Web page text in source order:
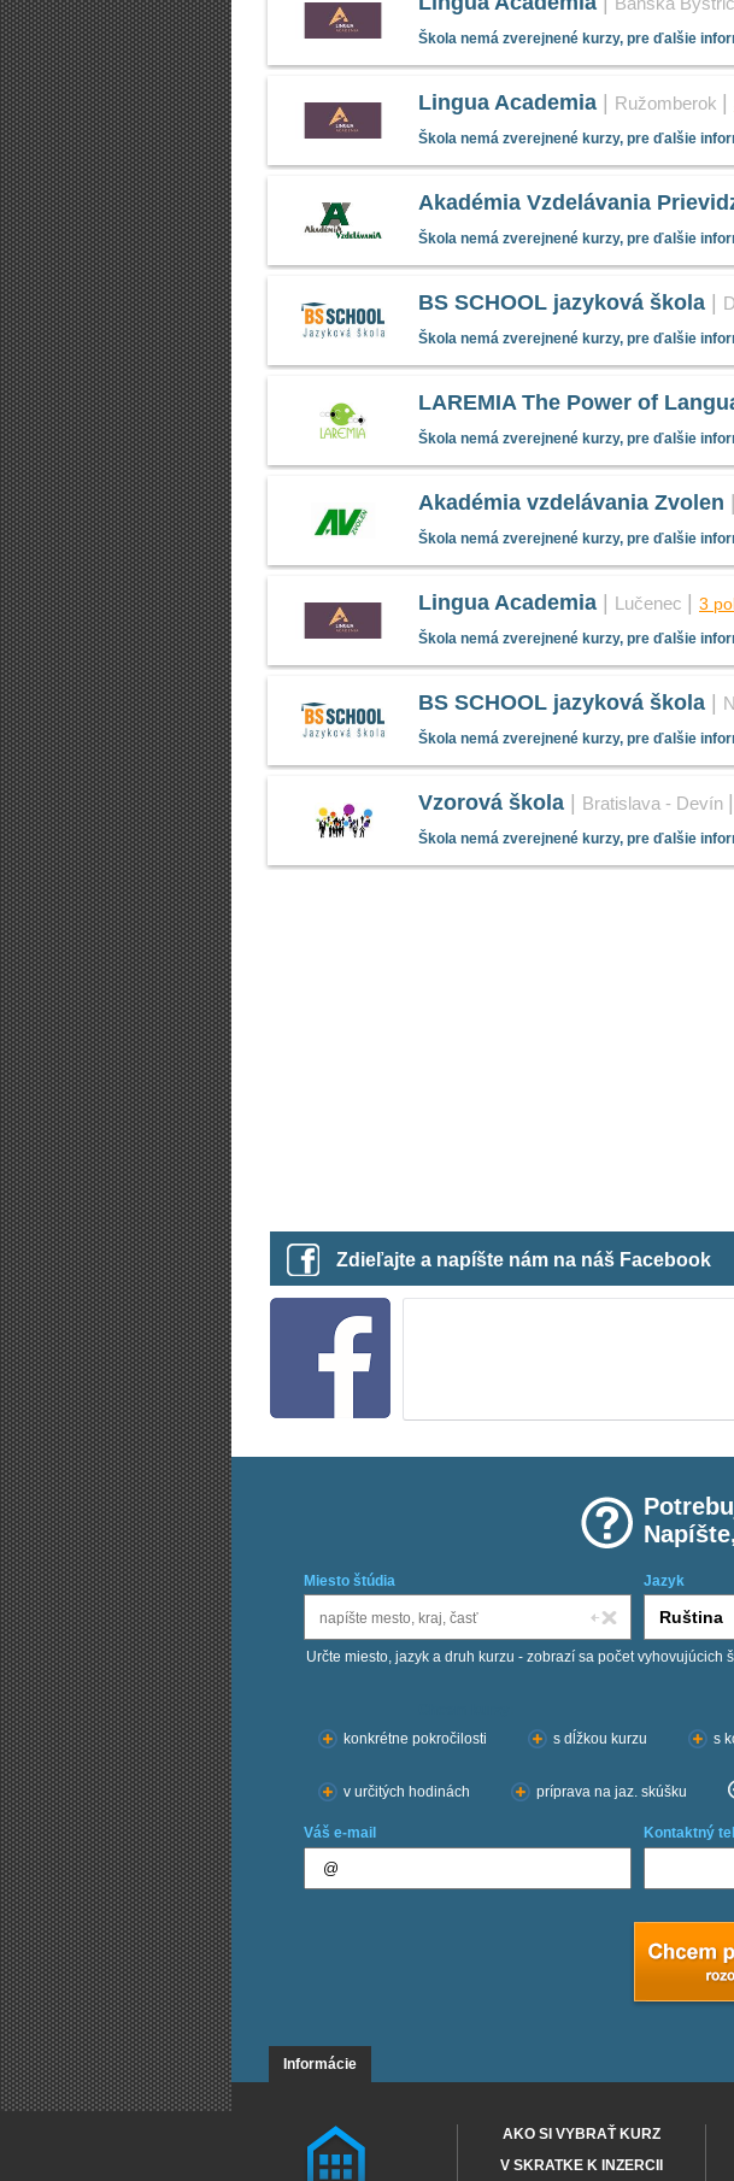
Škola nemá zverejnené kurzy, pre ďalšie
Lingua Academia Ružomberok
Škola nemá zverejnené kurzy, pre ďalšie
Akadémia Vzdelávania
Škola nemá zverejnené kurzy, pre ďalšie
BS SCHOOL jazyková škola
Škola nemá zverejnené kurzy, pre ďalšie
LAREMIA The Power of
Škola nemá zverejnené kurzy, pre ďalšie
Akadémia vzdelávania Zvolen
Škola nemá zverejnené kurzy, pre ďalšie
Lingua Academia Lučenec 3
Škola nemá zverejnené kurzy, pre ďalšie
BS SCHOOL jazyková škola
Škola nemá zverejnené kurzy, pre ďalšie
Vzorová škola Bratislava - Devín
Škola nemá zverejnené kurzy, pre ďalšie
Zdieľajte a napíšte nám na náš Facebook
Miesto štúdia Jazyk
Určte miesto, jazyk a druh kurzu - zobrazí sa počet vyhovujúcich
konkrétne pokročilosti
s dĺžkou kurzu s
v určitých hodinách príprava na jaz. skúšku
Váš e-mail Kontaktný
Informácie
AKO SI VYBRAŤ KURZ
V SKRATKE K INZERCII